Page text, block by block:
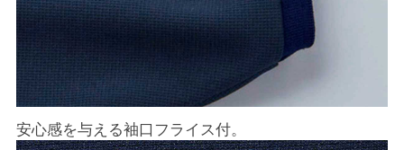
安心感を与える袖口フライス付。